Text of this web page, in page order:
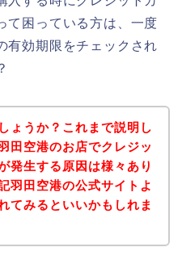
て困っている方は、一度
有効期限をチェックされ
ょうか？これまで説明し
田空港のお店でクレジッ
発生する原因は様々あり
羽田空港の公式サイトよ
てみるといいかもしれま